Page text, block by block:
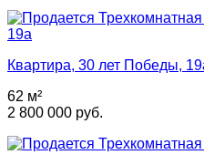
Квартира, 30 лет Победы,
62 м²
2 800 000 руб.